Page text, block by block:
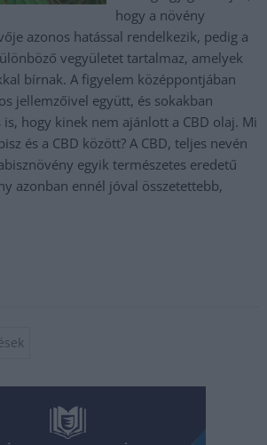
hogy a növény
azonos hatással rendelkezik, pedig a
vegyületet tartalmaz, amelyek
bírnak. A figyelem középpontjában
jellemzőivel együtt, és sokakban
hogy kinek nem ajánlott a CBD olaj. Mi
és a CBD között? A CBD, teljes nevén
egyik természetes eredetű
azonban ennél jóval összetettebb,